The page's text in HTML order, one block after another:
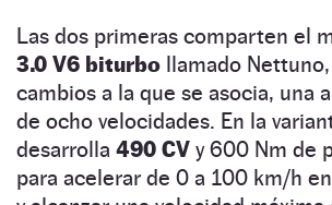
Las dos primeras comparten el
3.0 V6 biturbo llamado
cambios a la que se asocia, una
de ocho velocidades. En la
desarrolla 490 CV y 600 Nm de
para acelerar de 0 a 100 km/h